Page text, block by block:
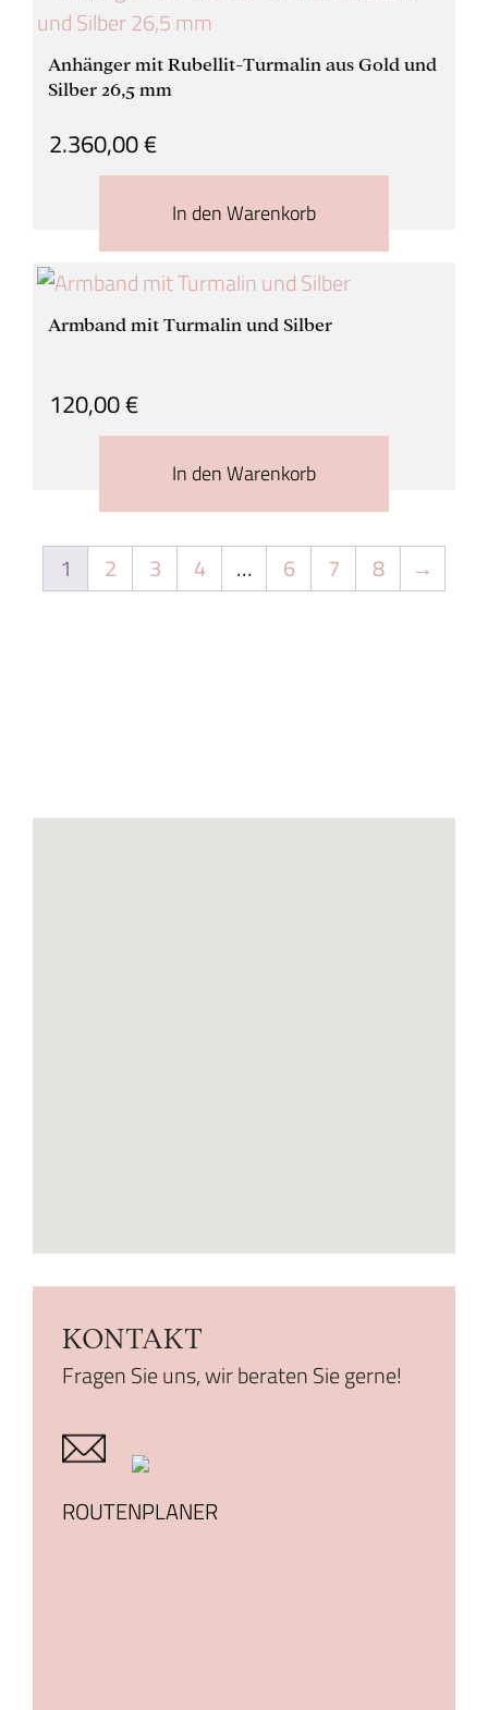
Anhänger mit Rubellit-Turmalin aus Gold und
Silber 26,5 mm
2.360,00€
In den Warenkorb
Armband mit Turmalin und Silber
120,00€
In den Warenkorb
1 2 3 4 … 6 7 8 →
KONTAKT
Fragen Sie uns, wir beraten Sie gerne!
ROUTENPLANER